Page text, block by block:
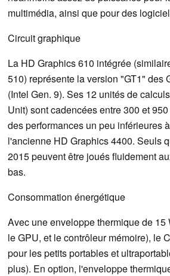
multimédia, ainsi que pour des
Circuit graphique
La HD Graphics 610 intégrée
510) représente la version "GT1" des
(Intel Gen. 9). Ses 12 unités de
Unit) sont cadencées entre 300 et
des performances un peu inférieures
l'ancienne HD Graphics 4400. Seuls
2015 peuvent être joués fluidement
bas.
Consommation énergétique
Avec une enveloppe thermique de 15
le GPU, et le contrôleur mémoire), le
pour les petits portables et
plus). En option, l'enveloppe